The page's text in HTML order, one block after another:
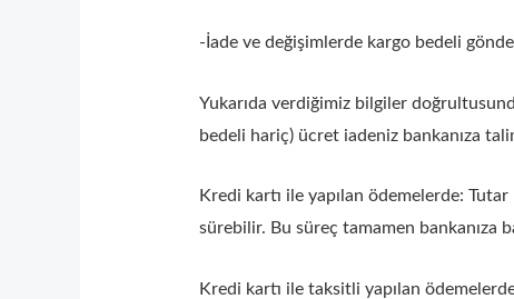
-İade ve değişimlerde kargo bedeli
Yukarıda verdiğimiz bilgiler
bedeli hariç) ücret iadeniz bankanıza
Kredi kartı ile yapılan ödemelerde:
sürebilir. Bu süreç tamamen bankanıza
Kredi kartı ile taksitli yapılan